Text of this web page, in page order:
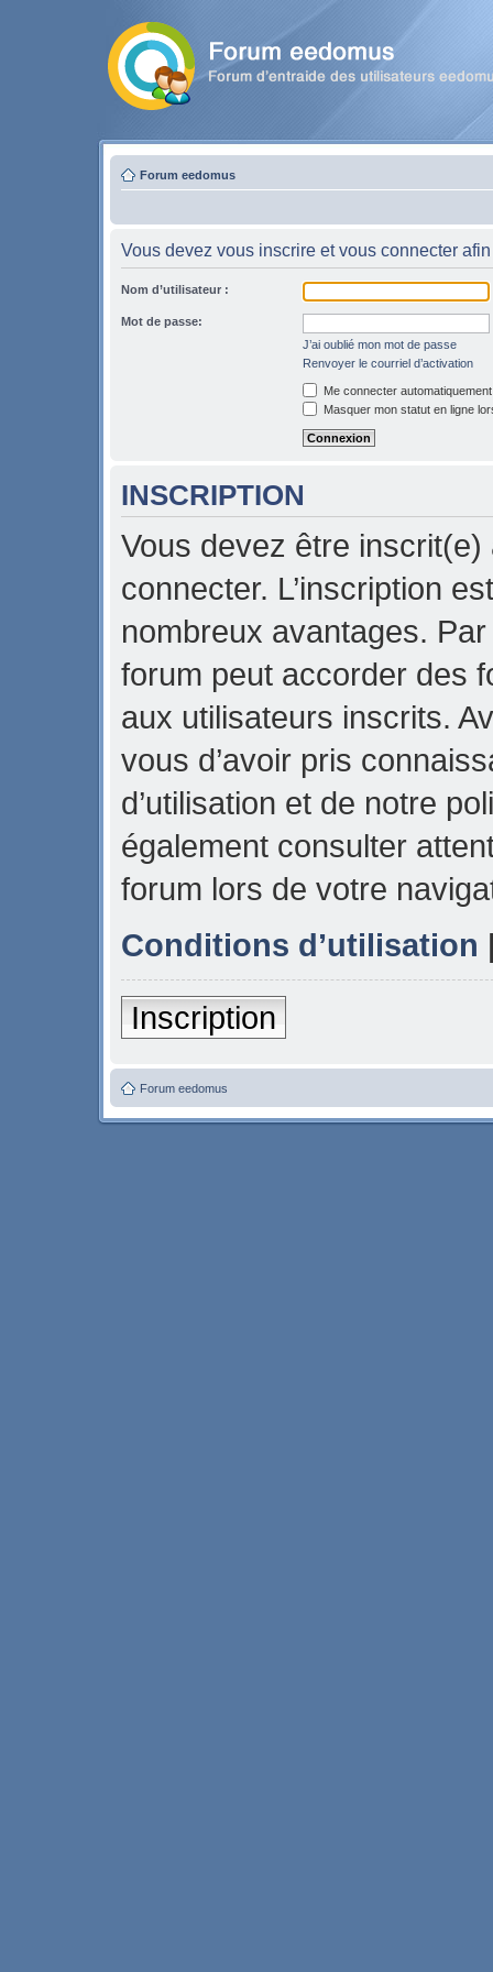
Forum eedomus
Vous devez vous inscrire et vous connecter
Nom d’utilisateur :
Mot de passe:
J’ai oublié mon mot de passe
Renvoyer le courriel d’activation
Me connecter
Masquer mon statut en ligne
INSCRIPTION
Vous devez être
connecter. L’inscription
nombreux avantages.
forum peut accorder des
aux utilisateurs inscrits.
vous d’avoir pris
d’utilisation et de notre
également consulter
forum lors de votre
Conditions d’utilisation
Inscription
Forum eedomus